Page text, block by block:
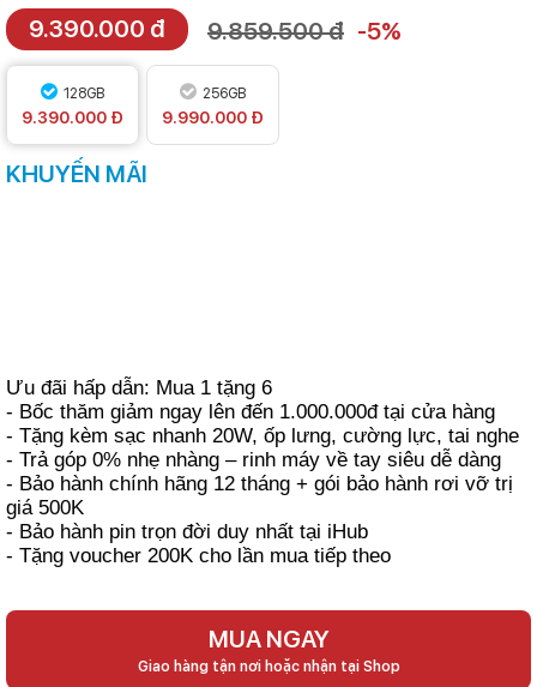
9.390.000 đ 9.859.500 đ -5%
128GB
9.390.000 Đ
256GB
9.990.000 Đ
KHUYẾN MÃI
Ưu đãi hấp dẫn: Mua 1 tặng 6
- Bốc thăm giảm ngay lên đến 1.000.000đ tại cửa hàng
- Tặng kèm sạc nhanh 20W, ốp lưng, cường lực, tai nghe
- Trả góp 0% nhẹ nhàng – rinh máy về tay siêu dễ dàng
- Bảo hành chính hãng 12 tháng + gói bảo hành rơi vỡ trị
giá 500K
- Bảo hành pin trọn đời duy nhất tại iHub
- Tặng voucher 200K cho lần mua tiếp theo
MUA NGAY
Giao hàng tận nơi hoặc nhận tại Shop